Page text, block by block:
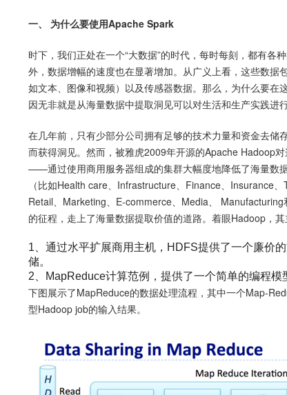
一、 为什么要使用Apache Spark
时下，我们正处在一个“大数据”的时代，每时每刻，都有各
外，数据增幅的速度也在显著增加。从广义上看，这些数据
如文本、图像和视频）以及传感器数据。那么，为什么要在
因无非就是从海量数据中提取洞见可以对生活和生产实践进
在几年前，只有少部分公司拥有足够的技术力量和资金去储
而获得洞见。然而，被雅虎2009年开源的Apache Hadoop
——通过使用商用服务器组成的集群大幅度地降低了海量数
（比如Health care、Infrastructure、Finance、Insurance、
Retail、Marketing、E-commerce、Media、
的征程，走上了海量数据提取价值的道路。着眼Hadoop，
1、通过水平扩展商用主机，HDFS提供了一个廉价
储。
2、MapReduce计算范例，提供了一个简单的编程
下图展示了MapReduce的数据处理流程，其中一个Map-
型Hadoop job的输入结果。